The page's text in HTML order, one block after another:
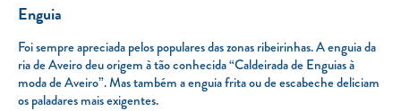
Enguia
Foi sempre apreciada pelos populares das zonas ribeirinhas. A enguia da
ria de Aveiro deu origem à tão conhecida “Caldeirada de Enguias à
moda de Aveiro”. Mas também a enguia frita ou de escabeche deliciam
os paladares mais exigentes.